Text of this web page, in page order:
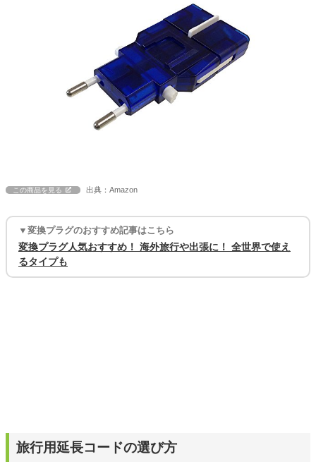
この商品を見る 出典：Amazon
▼変換プラグのおすすめ記事はこちら
変換プラグ人気おすすめ！ 海外旅行や出張に！ 全世界で使え
るタイプも
旅行用延長コードの選び方